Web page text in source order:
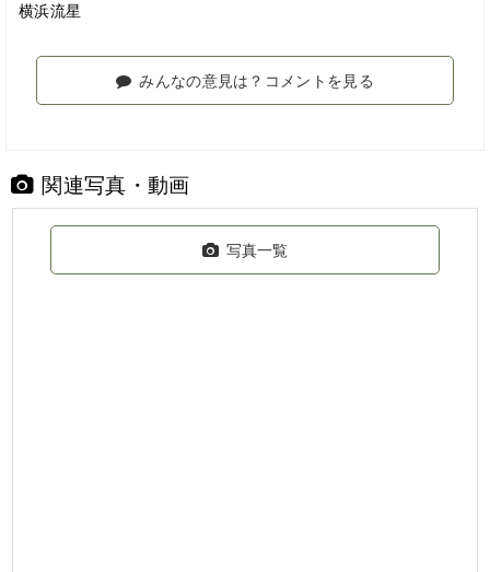
横浜流星
みんなの意見は？コメントを見る
関連写真・動画
写真一覧